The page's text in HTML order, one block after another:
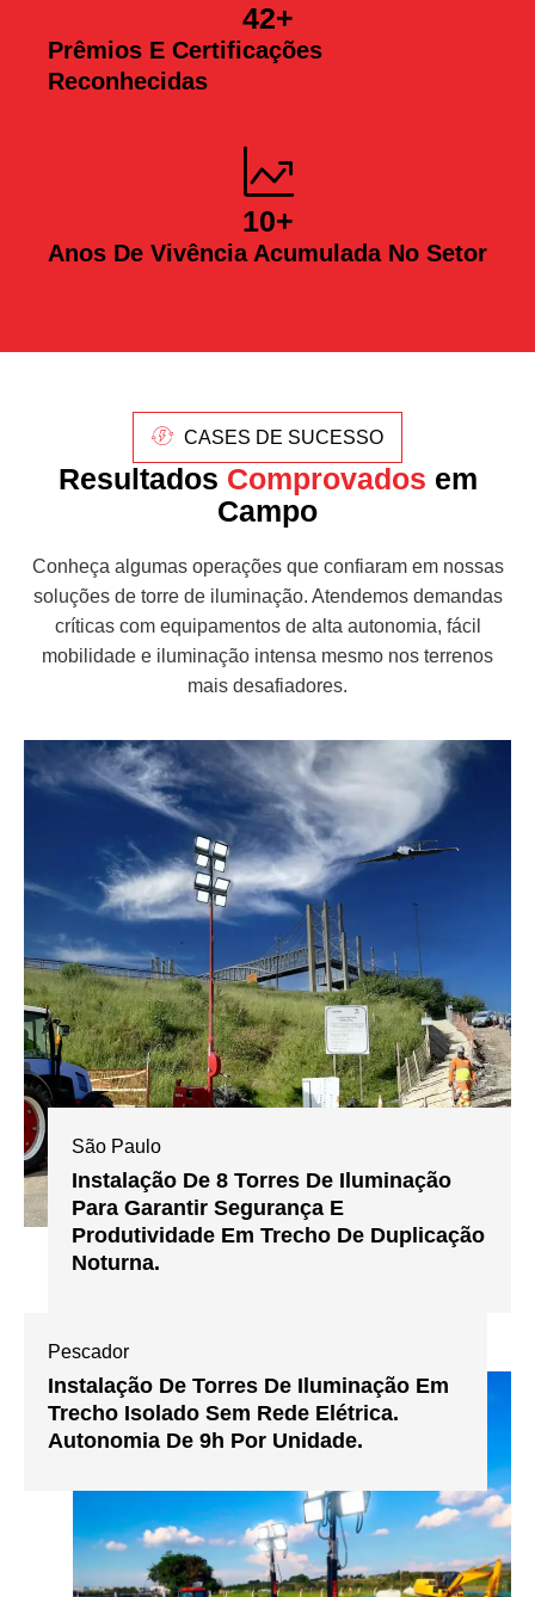
Prêmios E Certificações
Reconhecidas
42+
Anos De Vivência Acumulada No Setor
10+
CASES DE SUCESSO
Resultados Comprovados em
Campo
Conheça algumas operações que confiaram em nossas
soluções de torre de iluminação. Atendemos demandas
críticas com equipamentos de alta autonomia, fácil
mobilidade e iluminação intensa mesmo nos terrenos
mais desafiadores.
São Paulo
Instalação De 8 Torres De Iluminação
Para Garantir Segurança E
Produtividade Em Trecho De Duplicação
Noturna.
Pescador
Instalação De Torres De Iluminação Em
Trecho Isolado Sem Rede Elétrica.
Autonomia De 9h Por Unidade.